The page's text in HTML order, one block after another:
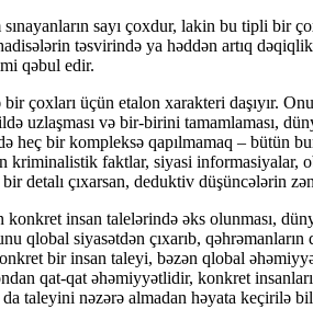
sayı çoxdur, lakin bu tipli bir
təsvirində ya həddən artıq
qəbul edir.
üçün etalon xarakteri daşıyır.
uzlaşması və bir-birini tamamlaması,
heç bir kompleksə qapılmamaq –
kriminalistik faktlar, siyasi
çıxarsan, deduktiv düşüncələrin
insan talelərində əks olunması,
qlobal siyasətdən çıxarıb,
bir insan taleyi, bəzən qlobal
qat-qat əhəmiyyətlidir, konkret
taleyini nəzərə almadan həyata keçirilə